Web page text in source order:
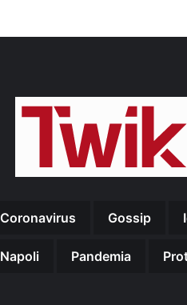
Coronavirus Gossip
Napoli Pandemia